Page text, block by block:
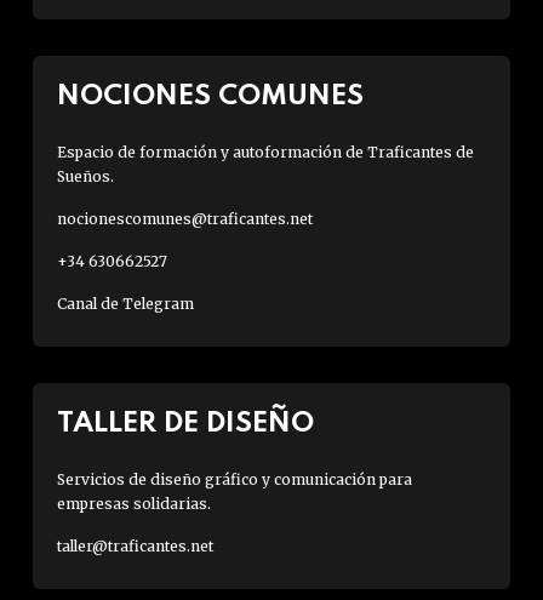
NOCIONES COMUNES
Espacio de formación y autoformación de Traficantes de
Sueños.
nocionescomunes@traficantes.net
+34 630662527
Canal de Telegram
TALLER DE DISEÑO
Servicios de diseño gráfico y comunicación para
empresas solidarias.
taller@traficantes.net